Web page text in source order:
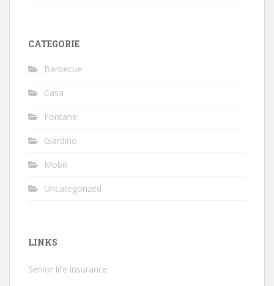
CATEGORIE
Barbecue
Casa
Fontane
Giardino
Mobili
Uncategorized
LINKS
Senior life insurance